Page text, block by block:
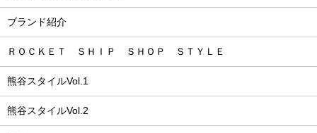
ブランド紹介
ＲＯＣＫＥＴ ＳＨＩＰ ＳＨＯＰ ＳＴＹＬＥ
熊谷スタイルVol.1
熊谷スタイルVol.2